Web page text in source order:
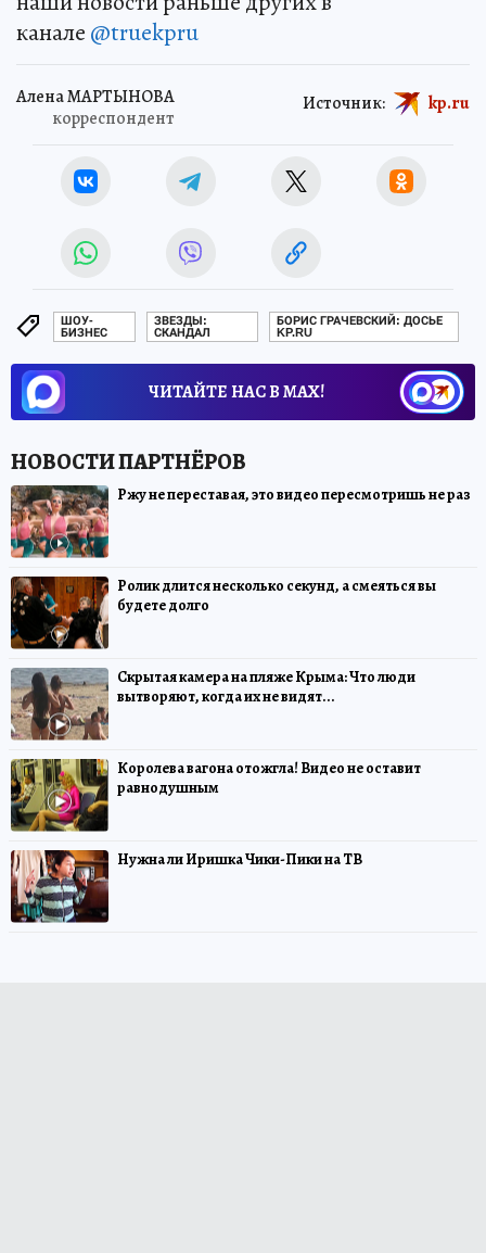
канале @truekpru
Алена МАРТЫНОВА
корреспондент
Источник: kp.ru
ШОУ-
БИЗНЕС
ЗВЕЗДЫ:
СКАНДАЛ
БОРИС ГРАЧЕВСКИЙ: ДОСЬЕ
KP.RU
ЧИТАЙТЕ НАС В МАХ!
Ржу не переставая, это видео пересмотришь не раз
Ролик длится несколько секунд, а смеяться вы
будете долго
Скрытая камера на пляже Крыма: Что люди
вытворяют, когда их не видят...
Королева вагона отожгла! Видео не оставит
равнодушным
Нужна ли Иришка Чики-Пики на ТВ